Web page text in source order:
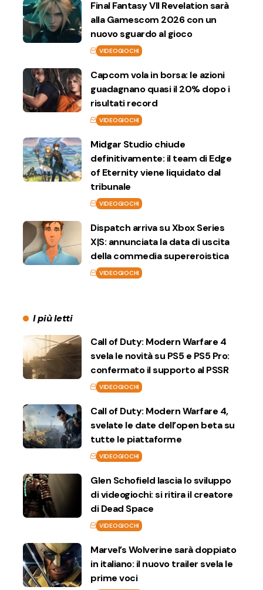
Final Fantasy VII Revelation sarà
alla Gamescom 2026 con un
nuovo sguardo al gioco
VIDEOGIOCHI
Capcom vola in borsa: le azioni
guadagnano quasi il 20% dopo i
risultati record
VIDEOGIOCHI
Midgar Studio chiude
definitivamente: il team di Edge
of Eternity viene liquidato dal
tribunale
VIDEOGIOCHI
Dispatch arriva su Xbox Series
X|S: annunciata la data di uscita
della commedia supereroistica
VIDEOGIOCHI
I più letti
Call of Duty: Modern Warfare 4
svela le novità su PS5 e PS5 Pro:
confermato il supporto al PSSR
VIDEOGIOCHI
Call of Duty: Modern Warfare 4,
svelate le date dell’open beta su
tutte le piattaforme
VIDEOGIOCHI
Glen Schofield lascia lo sviluppo
di videogiochi: si ritira il creatore
di Dead Space
VIDEOGIOCHI
Marvel’s Wolverine sarà doppiato
in italiano: il nuovo trailer svela le
prime voci